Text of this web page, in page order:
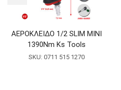
ΑΕΡΟΚΛΕΙΔΟ 1/2 SLIM MINI
1390Nm Ks Tools
SKU: 0711 515 1270